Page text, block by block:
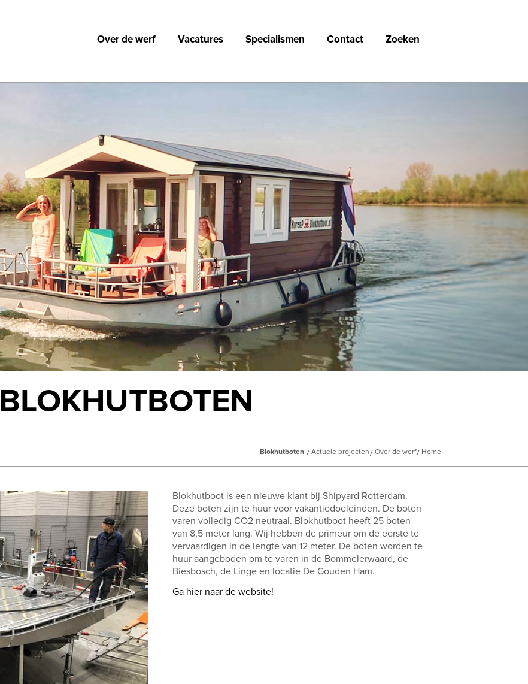
Over de werf Vacatures Specialismen Contact Zoeken
BLOKHUTBOTEN
Home
Over de werf
Actuele projecten
Blokhutboten
Blokhutboot is een nieuwe klant bij Shipyard Rotterdam.
Deze boten zijn te huur voor vakantiedoeleinden. De boten
varen volledig CO2 neutraal. Blokhutboot heeft 25 boten
van 8,5 meter lang. Wij hebben de primeur om de eerste te
vervaardigen in de lengte van 12 meter. De boten worden te
huur aangeboden om te varen in de Bommelerwaard, de
Biesbosch, de Linge en locatie De Gouden Ham.
Ga hier naar de website!